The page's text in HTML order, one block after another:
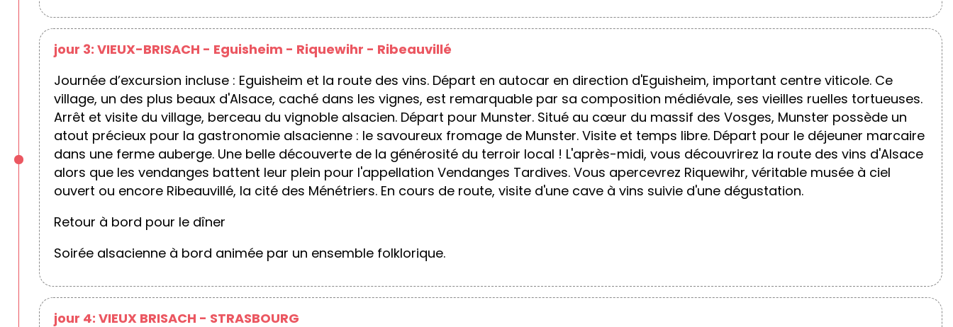
jour 3: VIEUX-BRISACH - Eguisheim - Riquewihr - Ribeauvillé
Journée d’excursion incluse : Eguisheim et la route des vins. Départ en autocar en direction d'Eguisheim, important centre viticole. Ce
village, un des plus beaux d'Alsace, caché dans les vignes, est remarquable par sa composition médiévale, ses vieilles ruelles tortueuses.
Arrêt et visite du village, berceau du vignoble alsacien. Départ pour Munster. Situé au cœur du massif des Vosges, Munster possède un
atout précieux pour la gastronomie alsacienne : le savoureux fromage de Munster. Visite et temps libre. Départ pour le déjeuner marcaire
dans une ferme auberge. Une belle découverte de la générosité du terroir local ! L'après-midi, vous découvrirez la route des vins d'Alsace
alors que les vendanges battent leur plein pour l'appellation Vendanges Tardives. Vous apercevrez Riquewihr, véritable musée à ciel
ouvert ou encore Ribeauvillé, la cité des Ménétriers. En cours de route, visite d'une cave à vins suivie d'une dégustation.
Retour à bord pour le dîner
Soirée alsacienne à bord animée par un ensemble folklorique.
jour 4: VIEUX BRISACH - STRASBOURG